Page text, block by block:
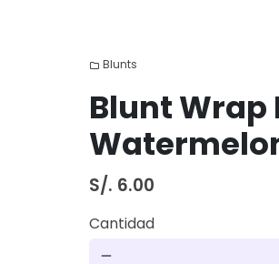
folder Blunts
Blunt Wrap
S/. 6.00
Cantidad
remove